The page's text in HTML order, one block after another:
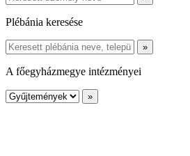
Plébánia keresése
A főegyházmegye intézményei